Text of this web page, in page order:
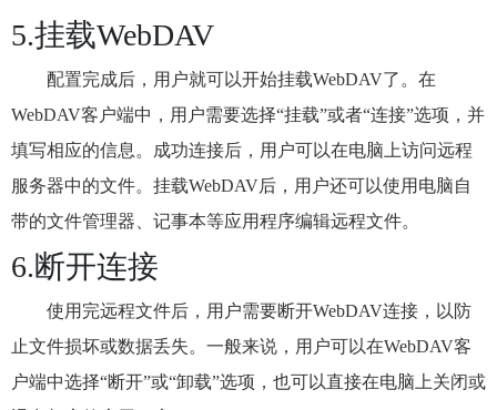
5.挂载WebDAV
配置完成后，用户就可以开始挂载WebDAV了。在
WebDAV客户端中，用户需要选择“挂载”或者“连接”选项，并
填写相应的信息。成功连接后，用户可以在电脑上访问远程
服务器中的文件。挂载WebDAV后，用户还可以使用电脑自
带的文件管理器、记事本等应用程序编辑远程文件。
6.断开连接
使用完远程文件后，用户需要断开WebDAV连接，以防
止文件损坏或数据丢失。一般来说，用户可以在WebDAV客
户端中选择“断开”或“卸载”选项，也可以直接在电脑上关闭或